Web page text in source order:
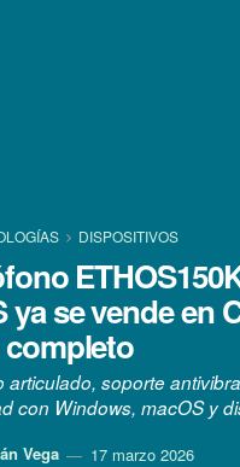
DISPOSITIVOS
ya se vende en
articulado, soporte
con Windows, macOS y
Vega 17 marzo 2026